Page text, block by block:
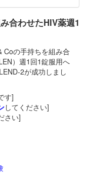
合わせたHIV薬週1
Coの手持ちを組み合
）週1回1錠服用へ
2が成功しまし
す]
してください]
さい]